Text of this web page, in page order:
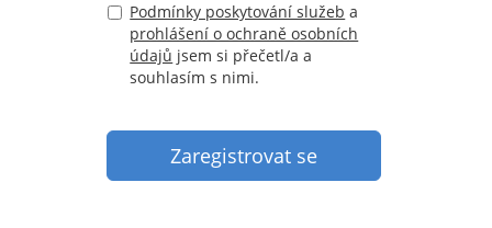
Podmínky poskytování služeb a
prohlášení o ochraně osobních
údajů jsem si přečetl/a a
souhlasím s nimi.